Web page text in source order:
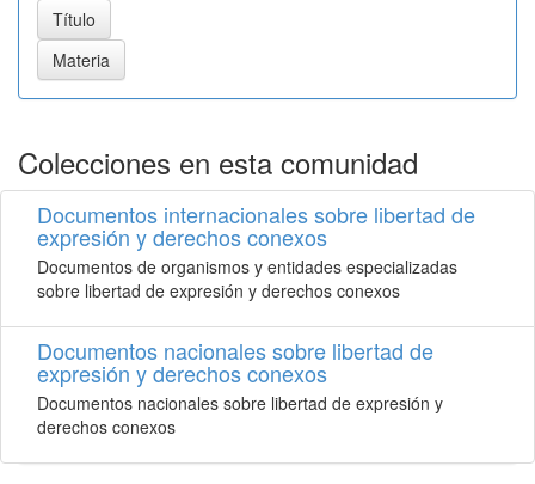
Colecciones en esta comunidad
Documentos internacionales sobre libertad de
expresión y derechos conexos
Documentos de organismos y entidades especializadas
sobre libertad de expresión y derechos conexos
Documentos nacionales sobre libertad de
expresión y derechos conexos
Documentos nacionales sobre libertad de expresión y
derechos conexos